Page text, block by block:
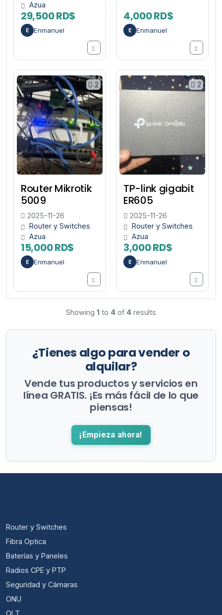
Azua
29,500 RD$
E Enmanuel
4,000 RD$
E Enmanuel
2
Router Mikrotik
5009
2025-11-26
Router y Switches
Azua
15,000 RD$
E Enmanuel
2
TP-link gigabit
ER605
2025-11-26
Router y Switches
Azua
3,000 RD$
E Enmanuel
Showing 1 to 4 of 4 results
¿Tienes algo para vender o
alquilar?
Vende tus productos y servicios en
línea GRATIS. ¡Es más fácil de lo que
piensas!
¡Empieza ahora!
Router y Switches
Fibra Optica
Baterías y Paneles
Radios CPE y PTP
Seguridad y Cámaras
ONU
OLT